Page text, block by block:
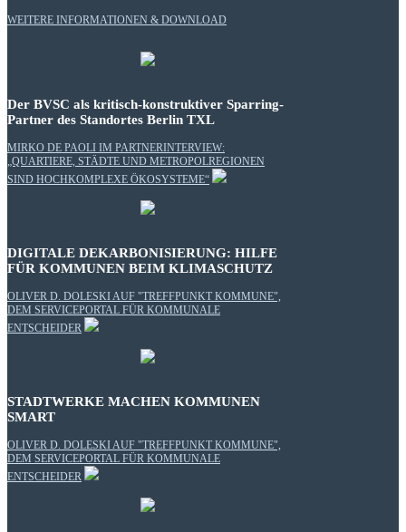
WEITERE INFORMATIONEN & DOWNLOAD
Der BVSC als kritisch-konstruktiver Sparring-
Partner des Standortes Berlin TXL
MIRKO DE PAOLI IM PARTNERINTERVIEW:
„QUARTIERE, STÄDTE UND METROPOLREGIONEN
SIND HOCHKOMPLEXE ÖKOSYSTEME“
DIGITALE DEKARBONISIERUNG: HILFE
FÜR KOMMUNEN BEIM KLIMASCHUTZ
OLIVER D. DOLESKI AUF "TREFFPUNKT KOMMUNE",
DEM SERVICEPORTAL FÜR KOMMUNALE
ENTSCHEIDER
STADTWERKE MACHEN KOMMUNEN
SMART
OLIVER D. DOLESKI AUF "TREFFPUNKT KOMMUNE",
DEM SERVICEPORTAL FÜR KOMMUNALE
ENTSCHEIDER